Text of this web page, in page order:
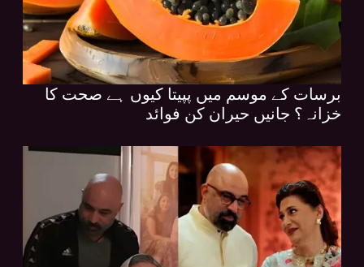
برسات کے موسم میں پپیتا کیوں ہے صحت کا
خزانہ؟ جانیں حیران کن فوائد